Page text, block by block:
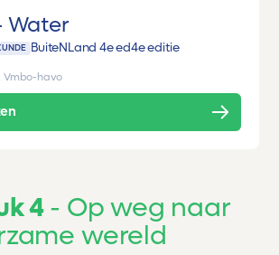
Water
BuiteNLand 4e ed4e editie
Vmbo-havo
4
Op weg naar
wereld